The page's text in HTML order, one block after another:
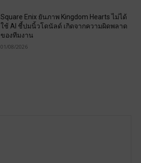
Square Enix ยันภาพ Kingdom Hearts ไม่ได้
ใช้ AI ชี้ปมนิ้วโดนัลด์ เกิดจากความผิดพลาด
ของทีมงาน
01/08/2026